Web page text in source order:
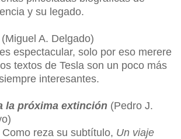
y su legado.
(Miguel A. Delgado)
espectacular, solo por eso merere
textos de Tesla son un poco más
interesantes.
la próxima extinción (Pedro J.
reza su subtítulo, Un viaje